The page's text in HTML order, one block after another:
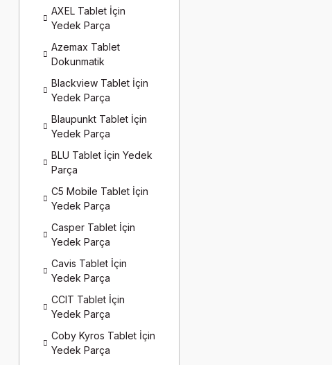
AXEL Tablet İçin
Yedek Parça
Azemax Tablet
Dokunmatik
Blackview Tablet İçin
Yedek Parça
Blaupunkt Tablet İçin
Yedek Parça
BLU Tablet İçin Yedek
Parça
C5 Mobile Tablet İçin
Yedek Parça
Casper Tablet İçin
Yedek Parça
Cavis Tablet İçin
Yedek Parça
CCIT Tablet İçin
Yedek Parça
Coby Kyros Tablet İçin
Yedek Parça